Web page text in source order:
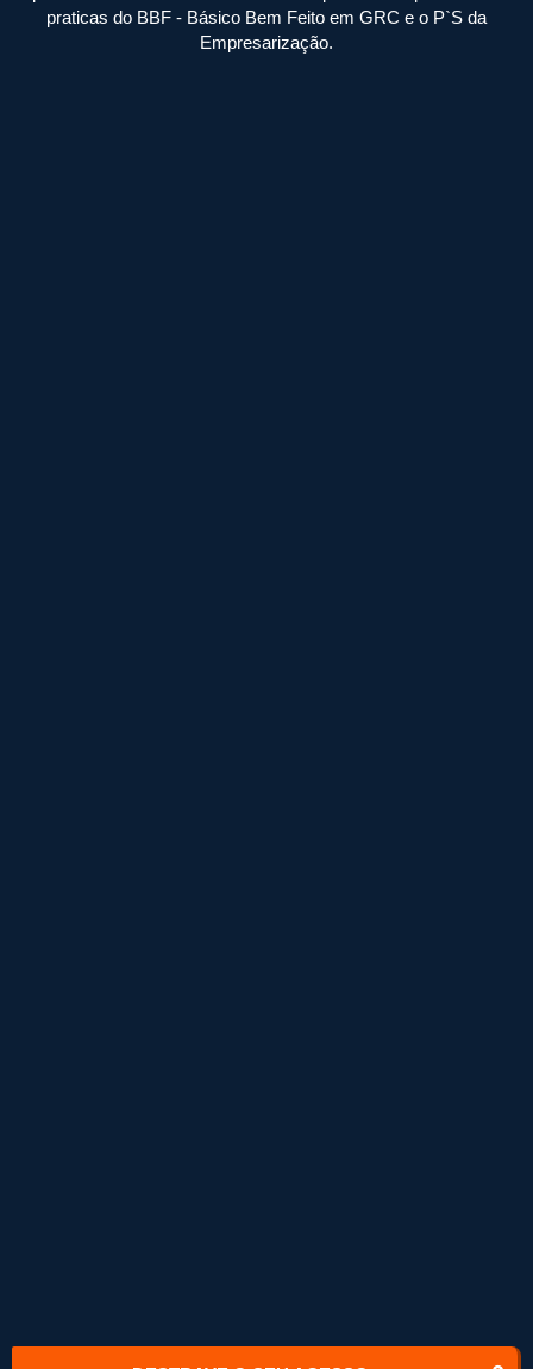
praticas do BBF - Básico Bem Feito em GRC e o P`S da
Empresarização.